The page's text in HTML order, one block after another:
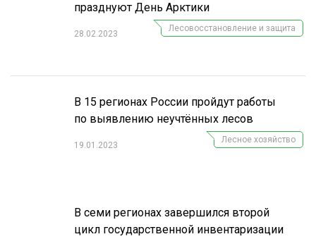
празднуют День Арктики
28.02.2023
Лесовосстановление и защита
В 15 регионах России пройдут работы
по выявлению неучтённых лесов
19.01.2023
Лесное хозяйство
В семи регионах завершился второй
цикл государственной инвентаризации